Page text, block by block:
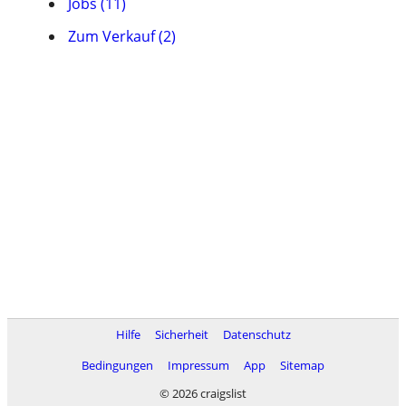
Zum Verkauf (2)
Hilfe Sicherheit
Datenschutz
Bedingungen
Impressum App
Sitemap
© 2026 craigslist